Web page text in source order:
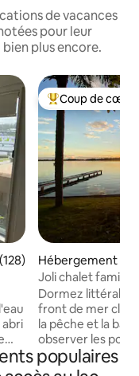
de vacances
pour leur
plus encore.
moyenne sur la
abri
Coups de cœur
Coup de cœur
Hébergement ⋅
Joli chalet familial
bord de mer !
Dormez
front de mer clair
la pêche et la
observer les
ballasts de grès
tout en
populaires